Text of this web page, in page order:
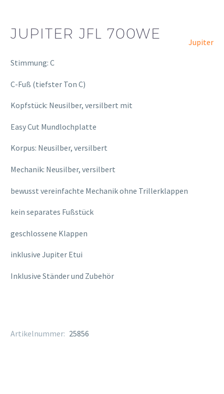
JUPITER JFL 700WE
Jupiter
Stimmung: C
C-Fuß (tiefster Ton C)
Kopfstück: Neusilber, versilbert mit
Easy Cut Mundlochplatte
Korpus: Neusilber, versilbert
Mechanik: Neusilber, versilbert
bewusst vereinfachte Mechanik ohne Trillerklappen
kein separates Fußstück
geschlossene Klappen
inklusive Jupiter Etui
Inklusive Ständer und Zubehör
Artikelnummer: 25856